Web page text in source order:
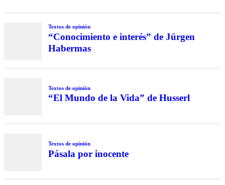
Textos de opinión
“Conocimiento e interés” de Jürgen
Habermas
Textos de opinión
“El Mundo de la Vida” de Husserl
Textos de opinión
Pásala por inocente